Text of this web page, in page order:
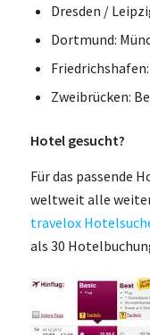
Dresden /
Dortmund:
Zweibrücken:
Hotel gesucht?
Für das passende
weltweit alle
travelox
als 30